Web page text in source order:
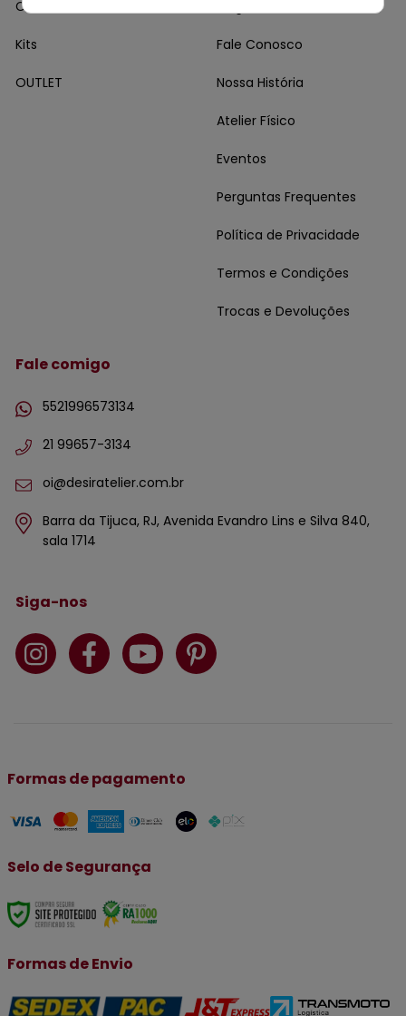
Cosméticos
Kits
OUTLET
Fale Conosco
Nossa História
Atelier Físico
Eventos
Perguntas Frequentes
Política de Privacidade
Termos e Condições
Trocas e Devoluções
Fale comigo
5521996573134
21 99657-3134
oi@desiratelier.com.br
Barra da Tijuca, RJ, Avenida Evandro Lins e Silva 840,
sala 1714
Siga-nos
Formas de pagamento
Selo de Segurança
Formas de Envio